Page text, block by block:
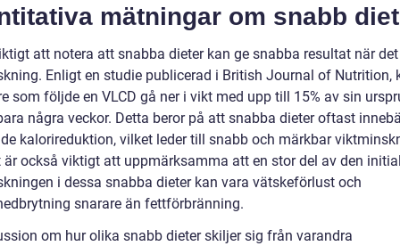
mätningar om snabb diet
att notera att snabba dieter kan ge snabba resultat när
Enligt en studie publicerad i British Journal of Nutrition,
som följde en VLCD gå ner i vikt med upp till 15% av sin
några veckor. Detta beror på att snabba dieter oftast
kalorireduktion, vilket leder till snabb och märkbar
är också viktigt att uppmärksamma att en stor del av den
i dessa snabba dieter kan vara vätskeförlust och
snarare än fettförbränning.
om hur olika snabb dieter skiljer sig från varandra